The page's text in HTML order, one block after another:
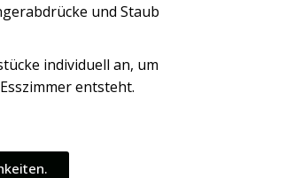
und Staub
individuell an, um
entsteht.